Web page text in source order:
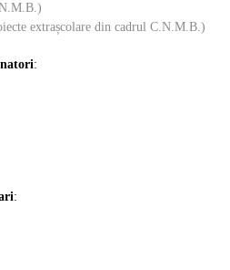
extrașcolare din cadrul C.N.M.B.)
:
: